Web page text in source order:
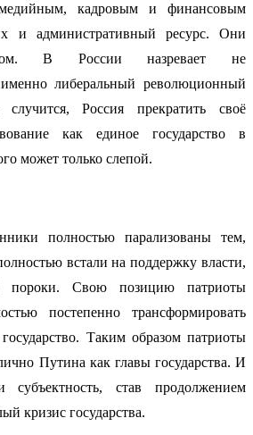
медийным, кадровым и финансовым
и административный ресурс. Они
В России назревает не
либеральный революционный
Россия прекратить своё
как единое государство в
может только слепой.
полностью парализованы тем,
встали на поддержку власти,
пороки. Свою позицию патриоты
постепенно трансформировать
Таким образом патриоты
Путина как главы государства. И
став продолжением
кризис государства.